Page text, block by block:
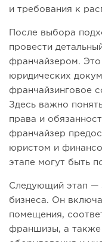
и требования к
После выбора
провести
франчайзером. Это
юридических
франчайзинговое
Здесь важно
права и
франчайзер
юристом и
этапе могут быть
Следующий этап —
бизнеса. Он
помещения,
франшизы, а также